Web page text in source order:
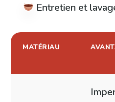
Entretien et
MATÉRIAU